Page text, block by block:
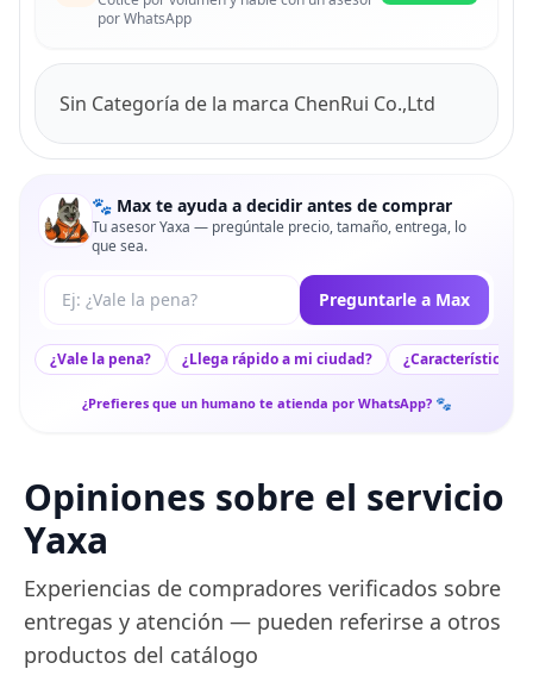
por WhatsApp
Sin Categoría de la marca ChenRui Co.,Ltd
🐾 Max te ayuda a decidir antes de comprar
Tu asesor Yaxa — pregúntale precio, tamaño, entrega, lo
que sea.
Tu pregunta a Max Preguntarle a Max
¿Vale la pena? ¿Llega rápido a mi ciudad? ¿Características
¿Prefieres que un humano te atienda por WhatsApp? 🐾
Opiniones sobre el servicio
Yaxa
Experiencias de compradores verificados sobre
entregas y atención — pueden referirse a otros
productos del catálogo